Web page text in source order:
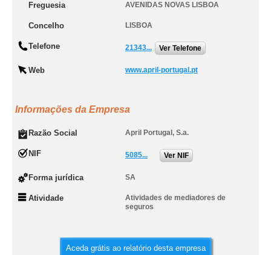
Freguesia AVENIDAS NOVAS LISBOA
Concelho LISBOA
Telefone 21343... Ver Telefone
Web www.april-portugal.pt
Informações da Empresa
Razão Social April Portugal, S.a.
NIF 5085... Ver NIF
Forma jurídica SA
Atividade
Atividades de mediadores de
seguros
Aceda grátis ao relatório desta empresa